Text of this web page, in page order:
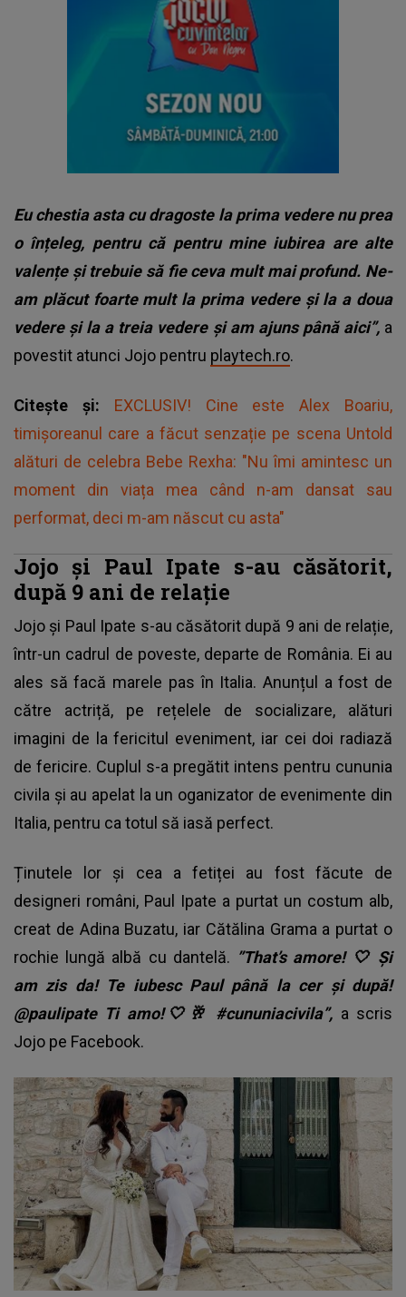
Eu chestia asta cu dragoste la prima vedere nu prea
o înțeleg, pentru că pentru mine iubirea are alte
valențe și trebuie să fie ceva mult mai profund. Ne-
am plăcut foarte mult la prima vedere și la a doua
vedere și la a treia vedere și am ajuns până aici”, a
povestit atunci Jojo pentru playtech.ro.
Citește și: EXCLUSIV! Cine este Alex Boariu,
timișoreanul care a făcut senzație pe scena Untold
alături de celebra Bebe Rexha: "Nu îmi amintesc un
moment din viața mea când n-am dansat sau
performat, deci m-am născut cu asta"
Jojo și Paul Ipate s-au căsătorit,
după 9 ani de relație
Jojo și Paul Ipate s-au căsătorit după 9 ani de relație,
într-un cadrul de poveste, departe de România. Ei au
ales să facă marele pas în Italia. Anunțul a fost de
către actriță, pe rețelele de socializare, alături
imagini de la fericitul eveniment, iar cei doi radiază
de fericire. Cuplul s-a pregătit intens pentru cununia
civila și au apelat la un oganizator de evenimente din
Italia, pentru ca totul să iasă perfect.
Ținutele lor și cea a fetiței au fost făcute de
designeri români, Paul Ipate a purtat un costum alb,
creat de Adina Buzatu, iar Cătălina Grama a purtat o
rochie lungă albă cu dantelă. ”That’s amore! 🤍 Și
am zis da! Te iubesc Paul până la cer și după!
@paulipate Ti amo!🤍🥂 #cununiacivila”, a scris
Jojo pe Facebook.